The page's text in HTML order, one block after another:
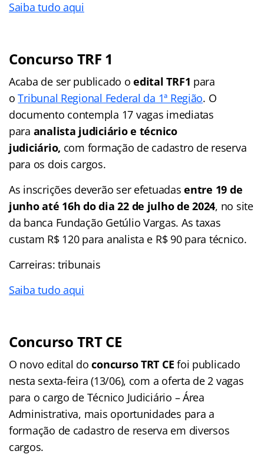
Saiba tudo aqui
Concurso TRF 1
Acaba de ser publicado oedital TRF1 para
oTribunal Regional Federal da 1ª Região. O
documento contempla 17 vagas imediatas
para analista judiciário e técnico
judiciário, com formação de cadastro de reserva
para os dois cargos.
As inscrições deverão ser efetuadasentre 19 de
junho até 16h do dia 22 de julho de 2024, no site
da banca Fundação Getúlio Vargas. As taxas
custam R$ 120 para analista e R$ 90 para técnico.
Carreiras: tribunais
Saiba tudo aqui
Concurso TRT CE
O novo edital doconcurso TRT CE foi publicado
nesta sexta-feira (13/06), com a oferta de 2 vagas
para o cargo de Técnico Judiciário – Área
Administrativa, mais oportunidades para a
formação de cadastro de reserva em diversos
cargos.